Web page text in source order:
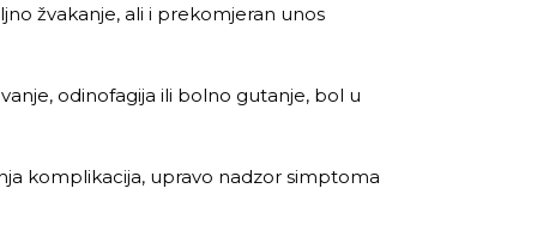
žvakanje, ali i prekomjeran unos
odinofagija ili bolno gutanje, bol u
komplikacija, upravo nadzor simptoma